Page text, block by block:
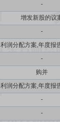
-
增发新股的议
-
利润分配方案,年度报
-
购并
利润分配方案,年度报
-
-